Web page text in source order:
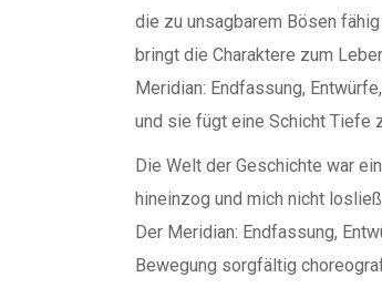
die zu unsagbarem Bösen
bringt die Charaktere zum
Meridian: Endfassung,
und sie fügt eine Schicht Tiefe
Die Welt der Geschichte war
hineinzog und mich nicht
Der Meridian: Endfassung,
Bewegung sorgfältig